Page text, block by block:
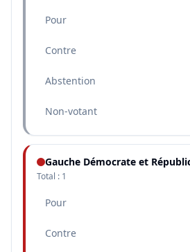
Pour
Contre
Abstention
Non-votant
Gauche Démocrate et
Total : 1
Pour
Contre